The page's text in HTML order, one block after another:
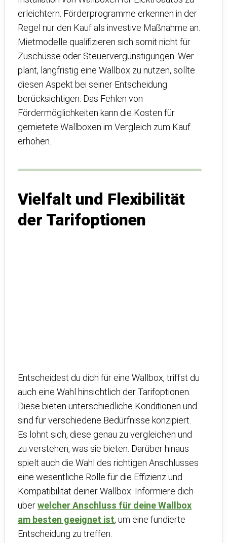
erleichtern. Förderprogramme erkennen in der
Regel nur den Kauf als investive Maßnahme an.
Mietmodelle qualifizieren sich somit nicht für
Zuschüsse oder Steuervergünstigungen. Wer
plant, langfristig eine Wallbox zu nutzen, sollte
diesen Aspekt bei seiner Entscheidung
berücksichtigen. Das Fehlen von
Fördermöglichkeiten kann die Kosten für
gemietete Wallboxen im Vergleich zum Kauf
erhöhen.
Vielfalt und Flexibilität
der Tarifoptionen
Entscheidest du dich für eine Wallbox, triffst du
auch eine Wahl hinsichtlich der Tarifoptionen.
Diese bieten unterschiedliche Konditionen und
sind für verschiedene Bedürfnisse konzipiert.
Es lohnt sich, diese genau zu vergleichen und
zu verstehen, was sie bieten. Darüber hinaus
spielt auch die Wahl des richtigen Anschlusses
eine wesentliche Rolle für die Effizienz und
Kompatibilität deiner Wallbox. Informiere dich
überwelcher Anschluss für deine Wallbox
am besten geeignet ist, um eine fundierte
Entscheidung zu treffen.